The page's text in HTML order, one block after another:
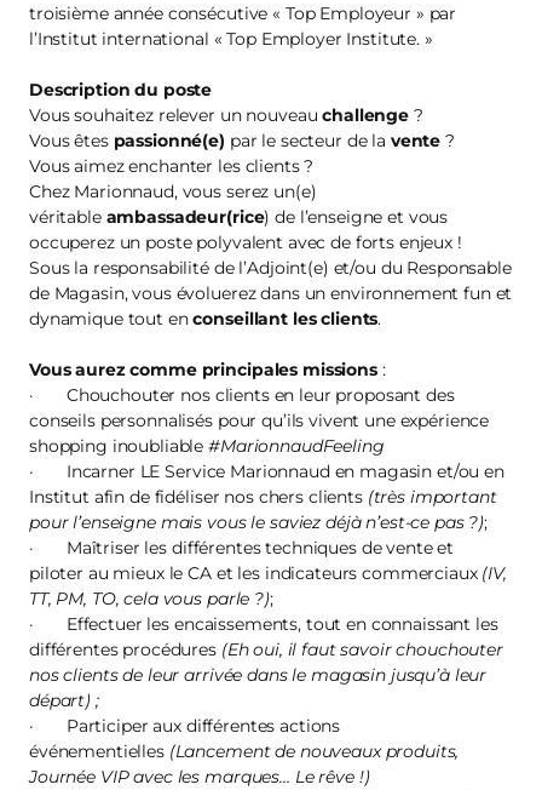
troisième année consécutive « Top Employeur » par
l’Institut international « Top Employer Institute. »
Description du poste
Vous souhaitez relever un nouveauchallenge ?
Vous êtes passionné(e) par le secteur de la vente?
Vous aimez enchanter les clients ?
Chez Marionnaud, vous serez un(e)
véritable ambassadeur(rice) de l’enseigne et vous
occuperez un poste polyvalent avec de forts enjeux !
Sous la responsabilité de l’Adjoint(e) et/ou du Responsable
de Magasin, vous évoluerez dans un environnement fun et
dynamique tout enconseillant les clients.
Vous aurez comme principales missions:
· Chouchouter nos clients en leur proposant des
conseils personnalisés pour qu’ils vivent une expérience
shopping inoubliable#MarionnaudFeeling
· Incarner LE Service Marionnaud en magasin et/ou en
Institut afin de fidéliser nos chers clients (très important
pour l’enseigne mais vous le saviez déjà n’est-ce pas ?);
· Maîtriser les différentes techniques de vente et
piloter au mieux le CA et les indicateurs commerciaux (IV,
TT, PM, TO, cela vous parle ?);
· Effectuer les encaissements, tout en connaissant les
différentes procédures (Eh oui, il faut savoir chouchouter
nos clients de leur arrivée dans le magasin jusqu’à leur
départ) ;
· Participer aux différentes actions
événementielles (Lancement de nouveaux produits,
Journée VIP avec les marques… Le rêve !)